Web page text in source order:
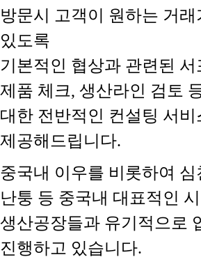
방문시 고객이 원하는 거
있도록
기본적인 협상과 관련된 서
제품 체크, 생산라인 검토
대한 전반적인 컨설팅 서비
제공해드립니다.
중국내 이우를 비롯하여 심
난퉁 등 중국내 대표적인
생산공장들과 유기적으로
진행하고 있습니다.